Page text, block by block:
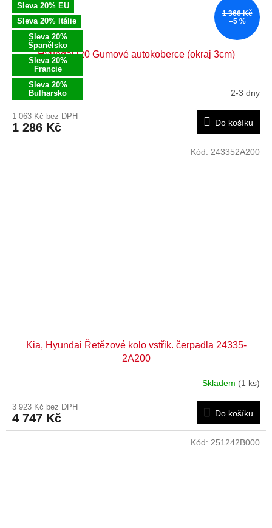
Sleva 20% EU
Sleva 20% Itálie
Sleva 20%
Španělsko
Sleva 20%
Francie
Sleva 20%
Bulharsko
1 366 Kč
–5 %
Hyundai i20 Gumové autokoberce (okraj 3cm)
2-3 dny
1 063 Kč bez DPH
1 286 Kč Do košíku
Kia, Hyundai Řetězové kolo vstřik. čerpadla 24335-
2A200
Skladem (1 ks)
3 923 Kč bez DPH
4 747 Kč Do košíku
Kód: 243352A200
Kód: 251242B000